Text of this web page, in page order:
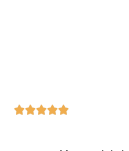
